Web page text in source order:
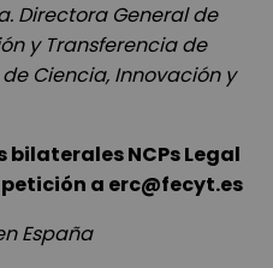
Directora General de
y Transferencia de
Ciencia, Innovación y
bilaterales NCPs Legal
petición a erc@fecyt.es
España